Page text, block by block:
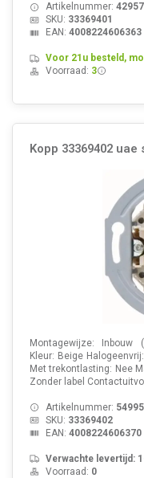
Artikelnummer:
SKU: 33369401
EAN: 4008224606363
Voor 21u besteld,
Voorraad: 3
Kopp 33369402
Montagewijze: Inbouw
Kleur: Beige
Met trekontlasting: Nee
Zonder label
Artikelnummer:
SKU: 33369402
EAN: 4008224606370
Verwachte levertijd:
Voorraad: 0